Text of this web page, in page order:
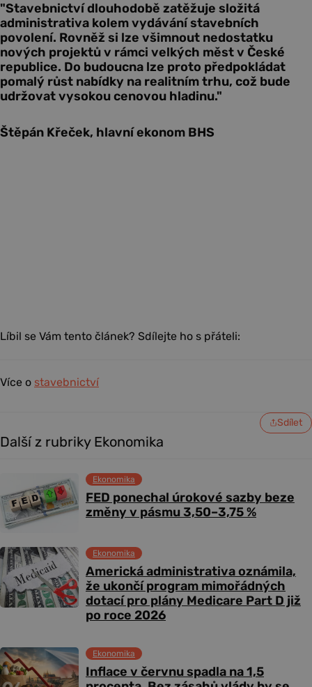
"Stavebnictví dlouhodobě zatěžuje složitá
administrativa kolem vydávání stavebních
povolení. Rovněž si lze všimnout nedostatku
nových projektů v rámci velkých měst v České
republice. Do budoucna lze proto předpokládat
pomalý růst nabídky na realitním trhu, což bude
udržovat vysokou cenovou hladinu."
Štěpán Křeček, hlavní ekonom BHS
Líbil se Vám tento článek? Sdílejte ho s přáteli:
Více o stavebnictví
Sdílet
Další z rubriky Ekonomika
FED ponechal úrokové sazby beze
změny v pásmu 3,50–3,75 %
Ekonomika
Americká administrativa oznámila,
že ukončí program mimořádných
dotací pro plány Medicare Part D již
po roce 2026
Ekonomika
Inflace v červnu spadla na 1,5
Ekonomika